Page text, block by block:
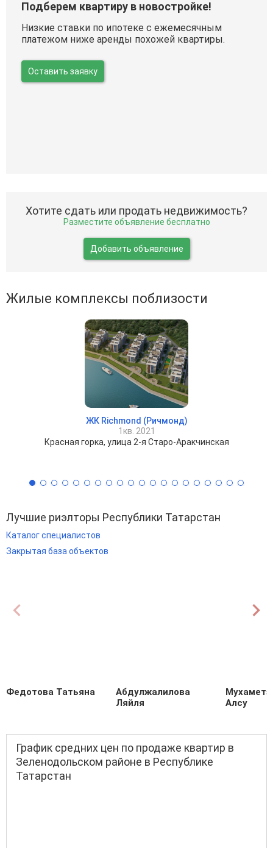
Подберем квартиру в новостройке!
Низкие ставки по ипотеке с ежемесячным
платежом ниже аренды похожей квартиры.
Оставить заявку
Хотите сдать или продать недвижимость?
Разместите объявление бесплатно
Добавить объявление
Жилые комплексы поблизости
ЖК Richmond (Ричмонд)
1кв. 2021
Красная горка, улица 2-я Старо-Аракчинская
Лучшие риэлторы Республики Татарстан
Каталог специалистов
Закрытая база объектов
Федотова Татьяна
Абдулжалилова
Ляйля
Алсу
График средних цен по продаже квартир в
Зеленодольском районе в Республике
Татарстан